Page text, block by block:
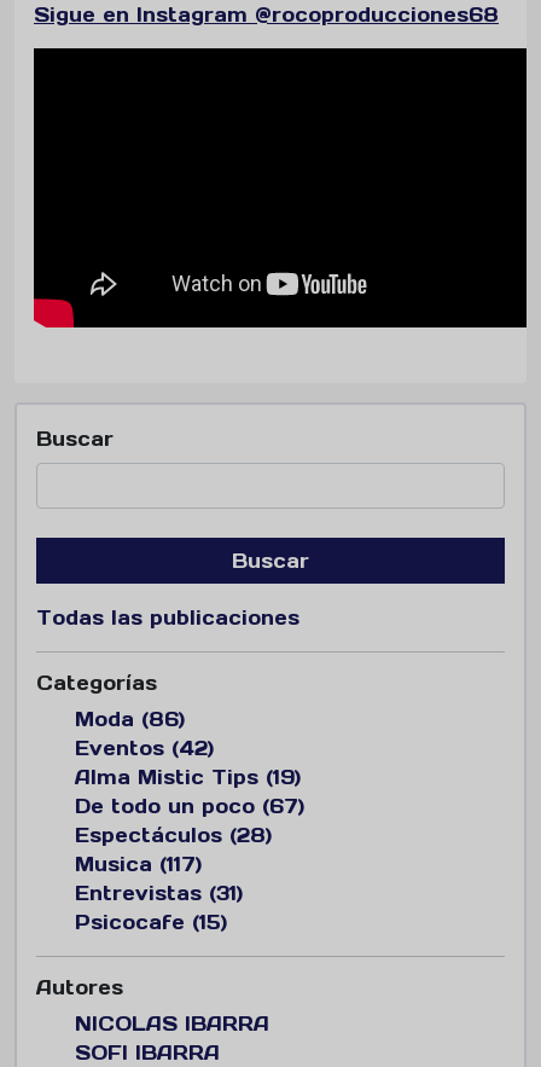
Sigue en Instagram @rocoproducciones68
Buscar
Buscar
Todas las publicaciones
Categorías
Moda (86)
Eventos (42)
Alma Mistic Tips (19)
De todo un poco (67)
Espectáculos (28)
Musica (117)
Entrevistas (31)
Psicocafe (15)
Autores
NICOLAS IBARRA
SOFI IBARRA